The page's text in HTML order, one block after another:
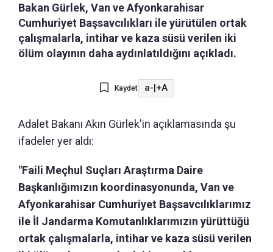
Bakan Gürlek, Van ve Afyonkarahisar
Cumhuriyet Başsavcılıkları ile yürütülen ortak
çalışmalarla, intihar ve kaza süsü verilen iki
ölüm olayının daha aydınlatıldığını açıkladı.
Kaydet a-|+A
Adalet Bakanı Akın Gürlek'in açıklamasında şu
ifadeler yer aldı:
"Faili Meçhul Suçları Araştırma Daire
Başkanlığımızın koordinasyonunda, Van ve
Afyonkarahisar Cumhuriyet Başsavcılıklarımız
ile İl Jandarma Komutanlıklarımızın yürüttüğü
ortak çalışmalarla, intihar ve kaza süsü verilen